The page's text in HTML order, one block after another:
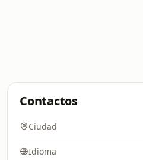
Contactos
Ciudad
Idioma